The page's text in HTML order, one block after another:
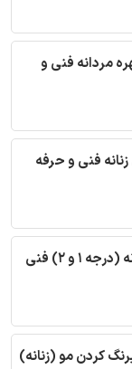
مردانه فنی و
فنی و حرفه
دانلود رایگان سوالات پیرایشگر مردانه (درجه 1 و 2) فنی
کردن مو (زنانه)